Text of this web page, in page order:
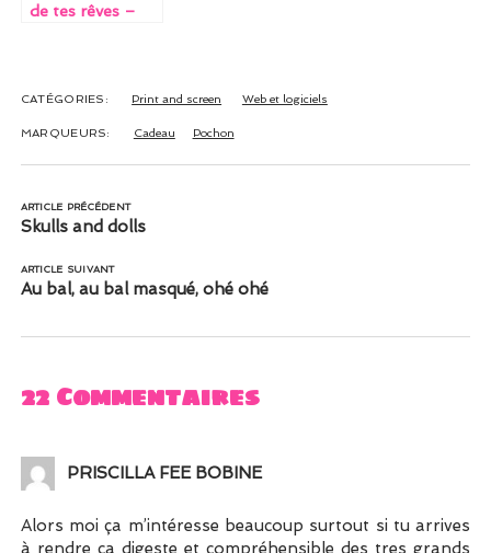
de tes rêves –
CATÉGORIES: Print and screen Web et logiciels
MARQUEURS: Cadeau Pochon
ARTICLE PRÉCÉDENT
Skulls and dolls
ARTICLE SUIVANT
Au bal, au bal masqué, ohé ohé
22 Commentaires
PRISCILLA FEE BOBINE
Alors moi ça m’intéresse beaucoup surtout si tu arrives
à rendre ca digeste et compréhensible des tres grands